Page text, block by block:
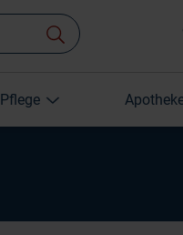
Pflege